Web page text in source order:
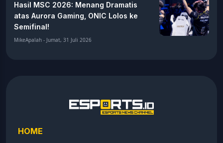
Hasil MSC 2026: Menang Dramatis
atas Aurora Gaming, ONIC Lolos ke
Semifinal!
MikeApalah - Jumat, 31 Juli 2026
HOME